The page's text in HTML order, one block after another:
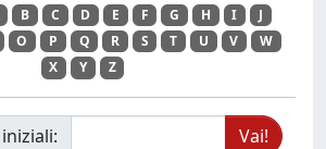
B C D E F G H I
J
O P Q R S T U V
W
X
Y Z